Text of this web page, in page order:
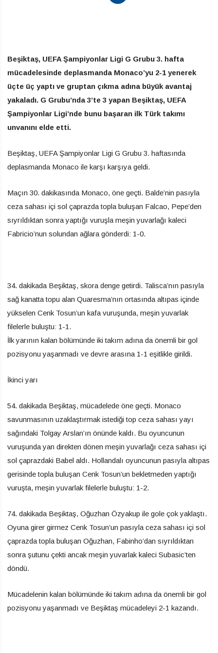
Beşiktaş, UEFA Şampiyonlar Ligi G Grubu 3. hafta
mücadelesinde deplasmanda Monaco’yu 2-1 yenerek
üçte üç yaptı ve gruptan çıkma adına büyük avantaj
yakaladı. G Grubu’nda 3’te 3 yapan Beşiktaş, UEFA
Şampiyonlar Ligi’nde bunu başaran ilk Türk takımı
unvanını elde etti.
Beşiktaş, UEFA Şampiyonlar Ligi G Grubu 3. haftasında
deplasmanda Monaco ile karşı karşıya geldi.
Maçın 30. dakikasında Monaco, öne geçti. Balde’nin pasıyla
ceza sahası içi sol çaprazda topla buluşan Falcao, Pepe’den
sıyrıldıktan sonra yaptığı vuruşla meşin yuvarlağı kaleci
Fabricio’nun solundan ağlara gönderdi: 1-0.
34. dakikada Beşiktaş, skora denge getirdi. Talisca’nın pasıyla
sağ kanatta topu alan Quaresma’nın ortasında altıpas içinde
yükselen Cenk Tosun’un kafa vuruşunda, meşin yuvarlak
filelerle buluştu: 1-1.
İlk yarının kalan bölümünde iki takım adına da önemli bir gol
pozisyonu yaşanmadı ve devre arasına 1-1 eşitlikle girildi.
İkinci yarı
54. dakikada Beşiktaş, mücadelede öne geçti. Monaco
savunmasının uzaklaştırmak istediği top ceza sahası yayı
sağındaki Tolgay Arslan’ın önünde kaldı. Bu oyuncunun
vuruşunda yan direkten dönen meşin yuvarlağı ceza sahası içi
sol çaprazdaki Babel aldı. Hollandalı oyuncunun pasıyla altıpas
gerisinde topla buluşan Cenk Tosun’un bekletmeden yaptığı
vuruşta, meşin yuvarlak filelerle buluştu: 1-2.
74. dakikada Beşiktaş, Oğuzhan Özyakup ile gole çok yaklaştı.
Oyuna girer girmez Cenk Tosun’un pasıyla ceza sahası içi sol
çaprazda topla buluşan Oğuzhan, Fabinho’dan sıyrıldıktan
sonra şutunu çekti ancak meşin yuvarlak kaleci Subasic’ten
döndü.
Mücadelenin kalan bölümünde iki takım adına da önemli bir gol
pozisyonu yaşanmadı ve Beşiktaş mücadeleyi 2-1 kazandı.